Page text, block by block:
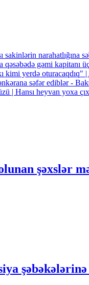
sakinlərin narahatlığına
qəsəbədə gəmi kapitanı
kimi yerdə oturacaqdıq"
səfər ediblər -
| Hansı heyvan yoxa
şəxslər
şəbəkələrinə